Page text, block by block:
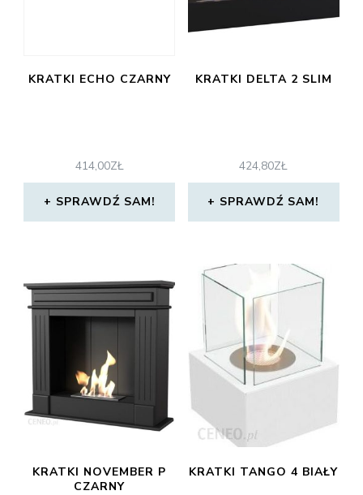
KRATKI ECHO CZARNY
414,00ZŁ
SPRAWDŹ SAM!
KRATKI DELTA 2 SLIM
424,80ZŁ
SPRAWDŹ SAM!
KRATKI NOVEMBER P
CZARNY
KRATKI TANGO 4 BIAŁY